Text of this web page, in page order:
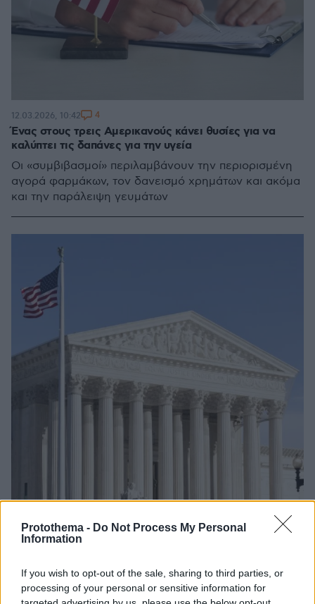
Protothema - Do Not Process My Personal
Information
If you wish to opt-out of the sale, sharing to third parties, or
processing of your personal or sensitive information for
Ένας στους τρεις Αμερικανούς κάνει θυσίες για να
καλύπτει τις δαπάνες για την υγεία
Οι «συμβιβασμοί» περιλαμβάνουν την περιορισμένη
αγορά φαρμάκων, τον δανεισμό χρημάτων και ακόμα
και την παράλειψη γευμάτων
12.03.2026, 10:42 4
Ανώτατο Δικαστήριο
Παρά τις προσπάθειες του Ντόναλντ Τραμπ, το
17.06.2021, 19:14